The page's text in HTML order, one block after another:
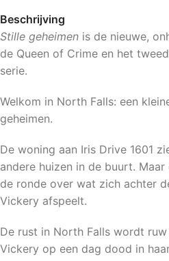
Beschrijving
Stille geheimen is de nieuwe,
de Queen of Crime en het
serie.
Welkom in North Falls: een
geheimen.
De woning aan Iris Drive 1601
andere huizen in de buurt.
de ronde over wat zich achter
Vickery afspeelt.
De rust in North Falls wordt
Vickery op een dag dood in